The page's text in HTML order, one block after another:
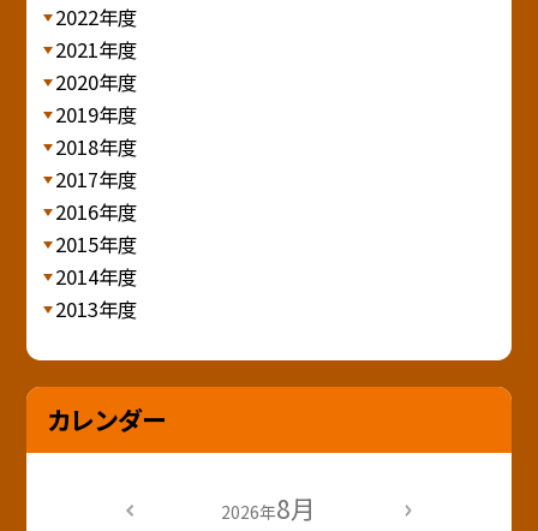
2022年度
2021年度
2020年度
2019年度
2018年度
2017年度
2016年度
2015年度
2014年度
2013年度
カレンダー
2026年8月